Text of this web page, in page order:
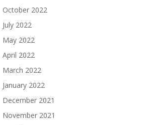
October 2022
July 2022
May 2022
April 2022
March 2022
January 2022
December 2021
November 2021